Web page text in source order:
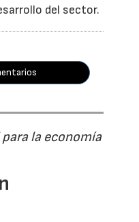
del sector.
la economía